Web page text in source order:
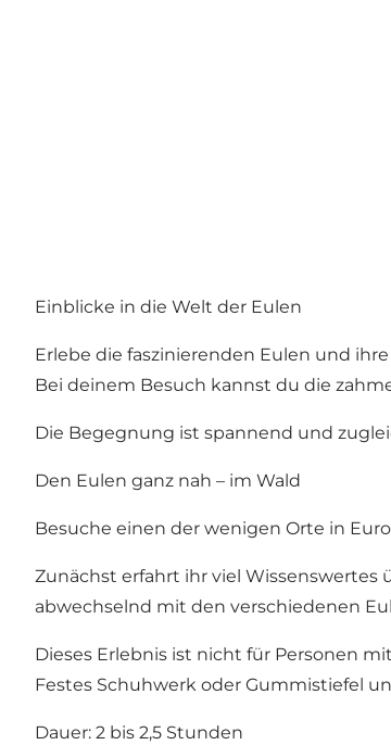
Einblicke in die Welt der Eulen
Erlebe die faszinierenden Eulen und
Bei deinem Besuch kannst du die
Die Begegnung ist spannend und
Den Eulen ganz nah – im Wald
Besuche einen der wenigen Orte in
Zunächst erfahrt ihr viel
abwechselnd mit den verschiedenen
Dieses Erlebnis ist nicht für Personen
Festes Schuhwerk oder Gummistiefel
Dauer: 2 bis 2,5 Stunden